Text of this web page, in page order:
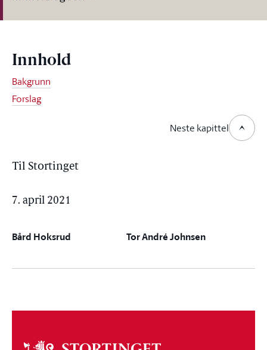
Innhold
Bakgrunn
Forslag
Neste kapittel
Til Stortinget
7. april 2021
Bård Hoksrud Tor André Johnsen